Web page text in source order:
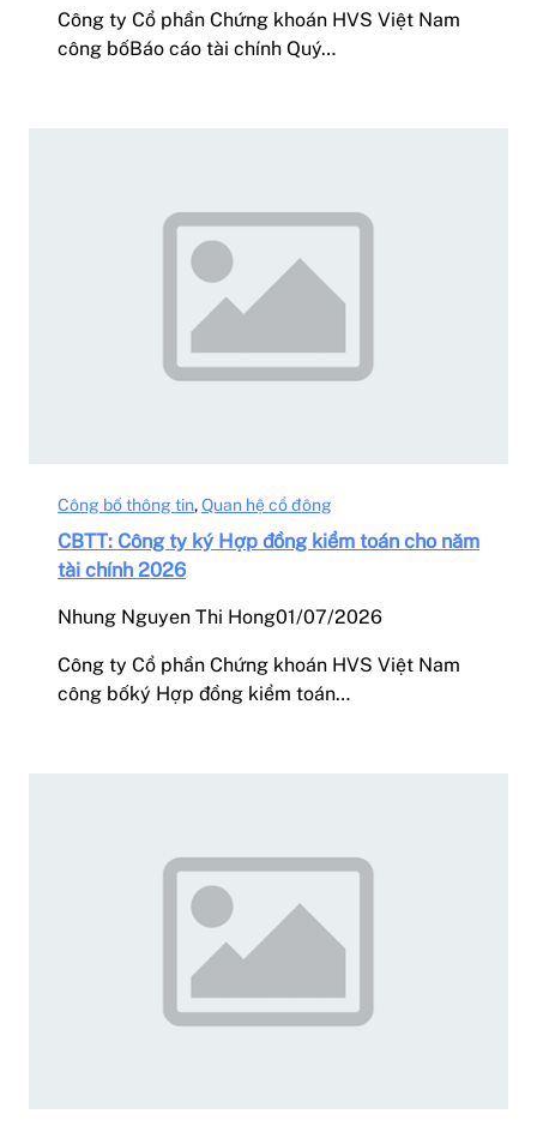
Công ty Cổ phần Chứng khoán HVS Việt Nam
công bốBáo cáo tài chính Quý…
Công bố thông tin, Quan hệ cổ đông
CBTT: Công ty ký Hợp đồng kiểm toán cho năm
tài chính 2026
Nhung Nguyen Thi Hong01/07/2026
Công ty Cổ phần Chứng khoán HVS Việt Nam
công bốký Hợp đồng kiểm toán…